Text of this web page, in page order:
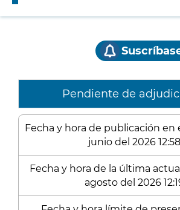
Pendiente de
Fecha y hora de publicación en
junio del 2026
Fecha y hora de la última
agosto del 2026